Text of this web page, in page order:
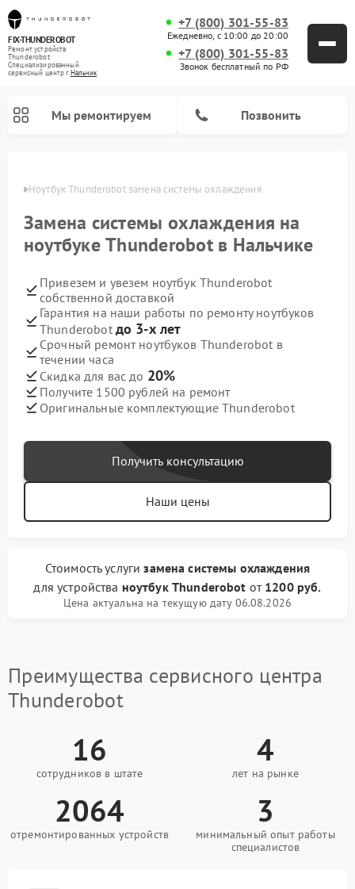
FIX-THUNDEROBOT
Ремонт устройств
Thunderobot
Специализированный
cервисный центр г.Нальчик
+7 (800) 301-55-83
Ежедневно, с 10:00 до 20:00
+7 (800) 301-55-83
Звонок бесплатный по РФ
Мы ремонтируем Позвонить
Ноутбук Thunderobot замена системы охлаждения
Замена системы охлаждения на
ноутбуке Thunderobot в Нальчике
Привезем и увезем ноутбук Thunderobot
собственной доставкой
Гарантия на наши работы по ремонту ноутбуков
Thunderobot до 3-х лет
Срочный ремонт ноутбуков Thunderobot в
течении часа
Скидка для вас до 20%
Получите 1500 рублей на ремонт
Оригинальные комплектующие Thunderobot
Получить консультацию
Наши цены
Стоимость услугизамена системы охлаждения
для устройства ноутбук Thunderobot от 1200 руб.
Цена актуальна на текущую дату 06.08.2026
Преимущества сервисного центра
Thunderobot
16
сотрудников в штате
4
лет на рынке
2064
отремонтированных устройств
3
минимальный опыт работы
специалистов